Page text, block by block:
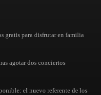
gratis para disfrutar en familia
agotar dos conciertos
el nuevo referente de los